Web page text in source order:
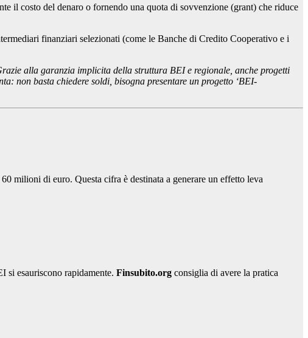
il costo del denaro o fornendo una quota di sovvenzione (grant) che riduce
finanziari selezionati (come le Banche di Credito Cooperativo e i
alla garanzia implicita della struttura BEI e regionale, anche progetti
non basta chiedere soldi, bisogna presentare un progetto ‘BEI-
milioni di euro. Questa cifra è destinata a generare un effetto leva
si esauriscono rapidamente. Finsubito.org consiglia di avere la pratica